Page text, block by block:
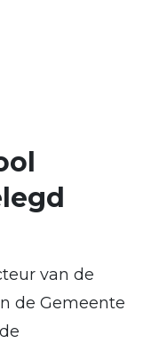
van de
de Gemeente